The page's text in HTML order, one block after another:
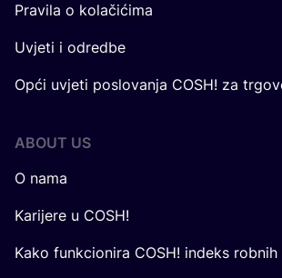
Pravila o kolačićima
Uvjeti i odredbe
Opći uvjeti poslovanja COSH! za
ABOUT US
O nama
Karijere u COSH!
Kako funkcionira COSH! indeks robnih